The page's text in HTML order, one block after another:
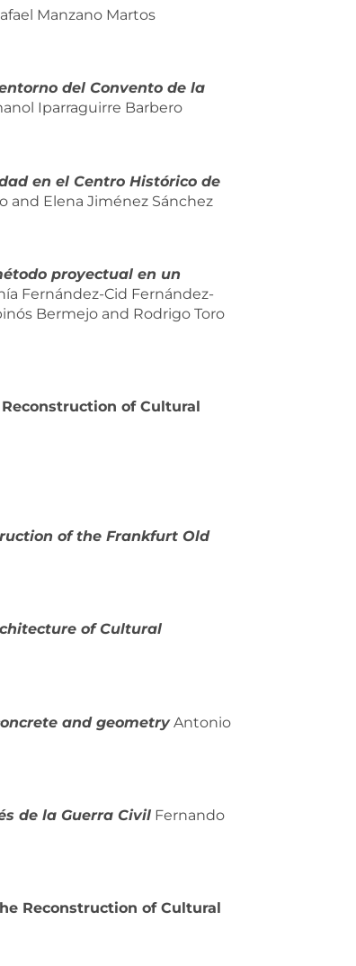
Manzano Martos
del Convento de la
Iparraguirre Barbero
en el Centro Histórico de
and Elena Jiménez Sánchez
proyectual en un
Fernández-Cid Fernández-
Bermejo and Rodrigo Toro
of Cultural
of the Frankfurt Old
of Cultural
and geometryAntonio
de la Guerra Civil Fernando
Reconstruction of Cultural